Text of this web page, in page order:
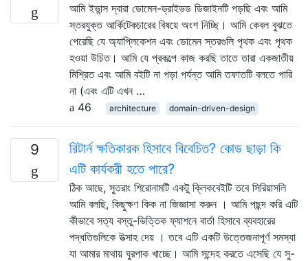
আমি ইভান্স দ্বারা ডোমেন-ড্রাইভড ডিজাইনটি পড়ছি এবং আমি
স্তরযুক্ত আর্কিটেকচারের বিষয়ে অংশ নিচ্ছি। আমি কেবল বুঝতে
পেরেছি যে অ্যাপ্লিকেশন এবং ডোমেন স্তরগুলি পৃথক এবং পৃথক
হওয়া উচিত। আমি যে প্রকল্পে কাজ করছি তাতে তারা একজাতীয়
মিশ্রিত এবং আমি বইটি না পড়া পর্যন্ত আমি তফাতটি বলতে পারি
না (এবং এটি এখন …
46
architecture domain-driven-design
9
রিটার্ন ক্ষতিকারক হিসাবে বিবেচিত? কোড ছাড়া কি
এটি কার্যকরী হতে পারে?
ঠিক আছে, সুতরাং শিরোনামটি একটু ক্লিকবেইটি তবে সিরিয়াসলি
আমি বলছি, কিছুক্ষণ কিক না জিজ্ঞাসা করুন । আমি পছন্দ করি এটি
কীভাবে সত্য বস্তু-ভিত্তিক ফ্যাশনে বার্তা হিসাবে ব্যবহারের
পদ্ধতিগুলিকে উত্সাহ দেয় । তবে এটি একটি উত্তেজনাপূর্ণ সমস্যা
যা আমার মাথায় ঘুরপাক খাচ্ছে। আমি সন্দেহ করতে এসেছি যে সু-